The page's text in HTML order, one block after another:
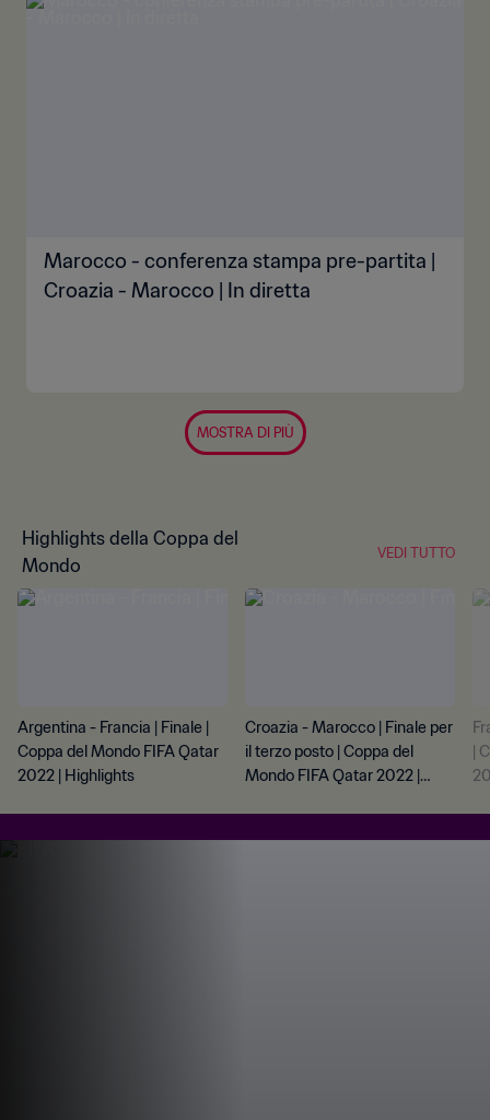
Marocco - conferenza stampa pre-partita |
Croazia - Marocco | In diretta
MOSTRA DI PIÙ
Highlights della Coppa del
Mondo
VEDI TUTTO
Argentina - Francia | Finale |
Coppa del Mondo FIFA Qatar
2022 | Highlights
Croazia - Marocco | Finale per
il terzo posto | Coppa del
Mondo FIFA Qatar 2022 |
|